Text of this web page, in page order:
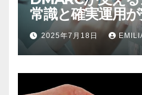
常識と確実運用
2025年7月18日